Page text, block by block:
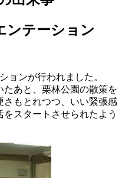
ンテーション
ョンが行われました。
あと、栗林公園の散策を
さもとれつつ、いい緊張感
スタートさせられたよう